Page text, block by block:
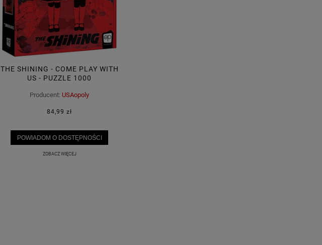
THE SHINING - COME PLAY WITH
US - PUZZLE 1000
Producent: USAopoly
84,99 zł
POWIADOM O DOSTĘPNOŚCI
ZOBACZ WIĘCEJ